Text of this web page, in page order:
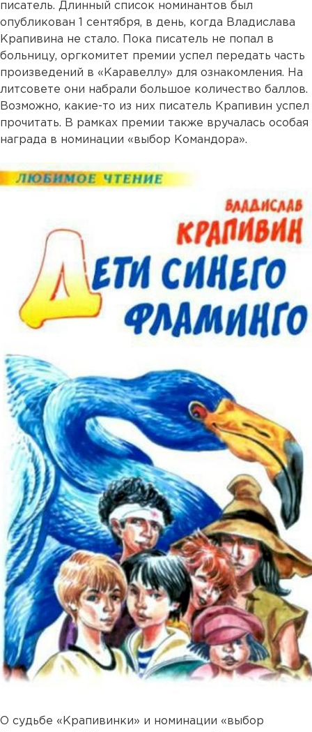
писатель. Длинный список номинантов был
опубликован 1 сентября, в день, когда Владислава
Крапивина не стало. Пока писатель не попал в
больницу, оргкомитет премии успел передать часть
произведений в «Каравеллу» для ознакомления. На
литсовете они набрали большое количество баллов.
Возможно, какие-то из них писатель Крапивин успел
прочитать. В рамках премии также вручалась особая
награда в номинации «выбор Командора».
О судьбе «Крапивинки» и номинации «выбор